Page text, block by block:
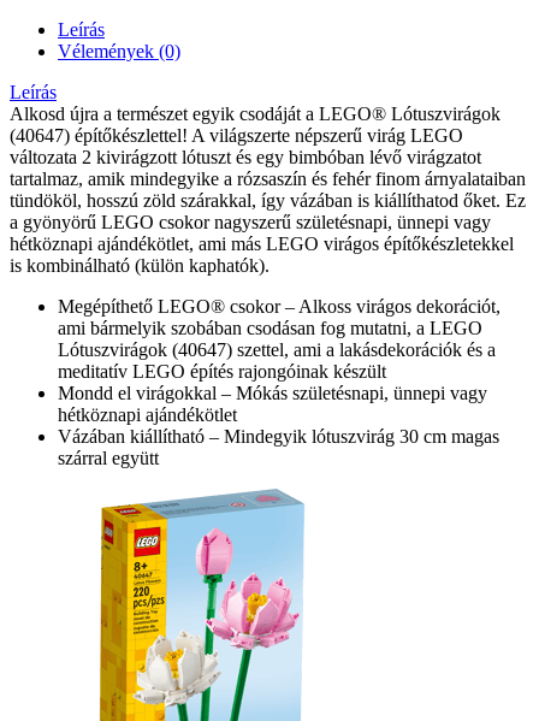
Leírás
Vélemények (0)
Leírás
Alkosd újra a természet egyik csodáját a LEGO® Lótuszvirágok
(40647) építőkészlettel! A világszerte népszerű virág LEGO
változata 2 kivirágzott lótuszt és egy bimbóban lévő virágzatot
tartalmaz, amik mindegyike a rózsaszín és fehér finom árnyalataiban
tündököl, hosszú zöld szárakkal, így vázában is kiállíthatod őket. Ez
a gyönyörű LEGO csokor nagyszerű születésnapi, ünnepi vagy
hétköznapi ajándékötlet, ami más LEGO virágos építőkészletekkel
is kombinálható (külön kaphatók).
Megépíthető LEGO® csokor – Alkoss virágos dekorációt,
ami bármelyik szobában csodásan fog mutatni, a LEGO
Lótuszvirágok (40647) szettel, ami a lakásdekorációk és a
meditatív LEGO építés rajongóinak készült
Mondd el virágokkal – Mókás születésnapi, ünnepi vagy
hétköznapi ajándékötlet
Vázában kiállítható – Mindegyik lótuszvirág 30 cm magas
szárral együtt